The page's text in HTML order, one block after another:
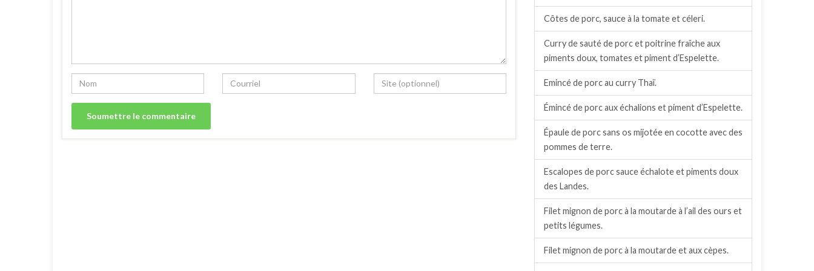
Côtes de porc, sauce à la tomate et céleri.
Curry de sauté de porc et poitrine fraîche aux
piments doux, tomates et piment d’Espelette.
Emincé de porc au curry Thaï.
Émincé de porc aux échalions et piment d’Espelette.
Épaule de porc sans os mijotée en cocotte avec des
pommes de terre.
Escalopes de porc sauce échalote et piments doux
des Landes.
Filet mignon de porc à la moutarde à l’ail des ours et
petits légumes.
Filet mignon de porc à la moutarde et aux cèpes.